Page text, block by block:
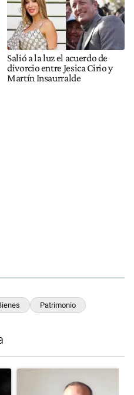
Salió a la luz el acuerdo de
divorcio entre Jesica Cirio y
Martín Insaurralde
Patrimonio
título "El fiscal intimó a